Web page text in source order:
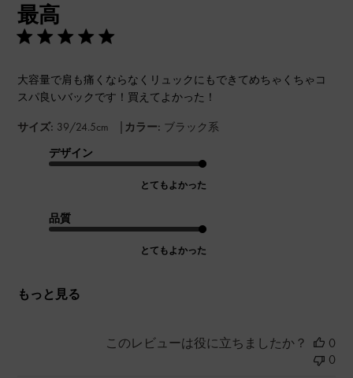
最高
大容量で肩も痛くならなくリュックにもできてめちゃくちゃコ
スパ良いバックです！買えてよかった！
サイズ: 39/24.5cm | カラー: ブラック系
デザイン
とてもよかった
品質
とてもよかった
もっと見る
このレビューは役に立ちましたか？
0
0